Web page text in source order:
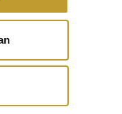
bestelling.
en events!